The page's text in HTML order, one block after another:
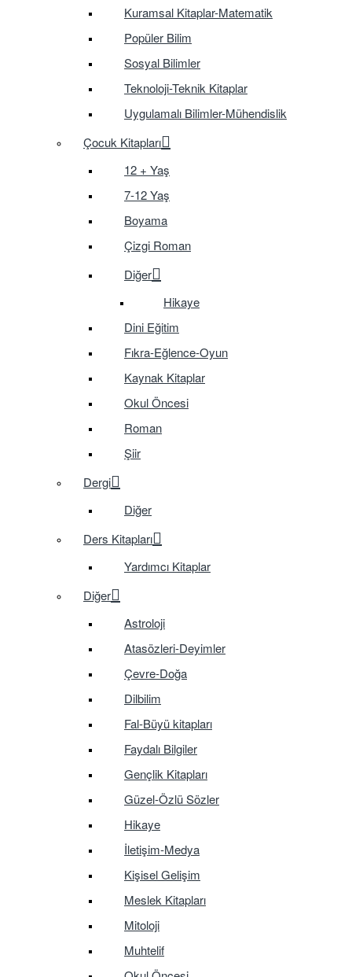
Kuramsal Kitaplar-Matematik
Popüler Bilim
Sosyal Bilimler
Teknoloji-Teknik Kitaplar
Uygulamalı Bilimler-Mühendislik
Çocuk Kitapları
12 + Yaş
7-12 Yaş
Boyama
Çizgi Roman
Diğer
Hikaye
Dini Eğitim
Fıkra-Eğlence-Oyun
Kaynak Kitaplar
Okul Öncesi
Roman
Şiir
Dergi
Diğer
Ders Kitapları
Yardımcı Kitaplar
Diğer
Astroloji
Atasözleri-Deyimler
Çevre-Doğa
Dilbilim
Fal-Büyü kitapları
Faydalı Bilgiler
Gençlik Kitapları
Güzel-Özlü Sözler
Hikaye
İletişim-Medya
Kişisel Gelişim
Meslek Kitapları
Mitoloji
Muhtelif